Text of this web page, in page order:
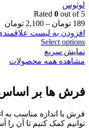
لوتوس
Rated 0 out of 5
189 تومان –
2,100 تومان
افزودن به لیست
Select options
نمایش سریع
مشاهده همه محصولات
فرش ها بر اساس
فرش با اندازه مناسب
توانیم کمک کنیم تا آن را